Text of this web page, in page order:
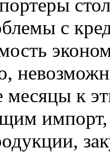
с
к
импорт,